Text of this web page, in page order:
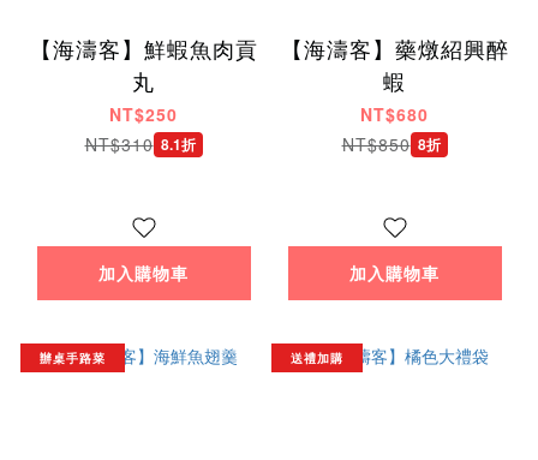
【海濤客】鮮蝦魚肉貢
丸
NT$250
NT$310 8.1折
加入購物車
【海濤客】藥燉紹興醉
蝦
NT$680
NT$850 8折
加入購物車
辦桌手路菜 送禮加購